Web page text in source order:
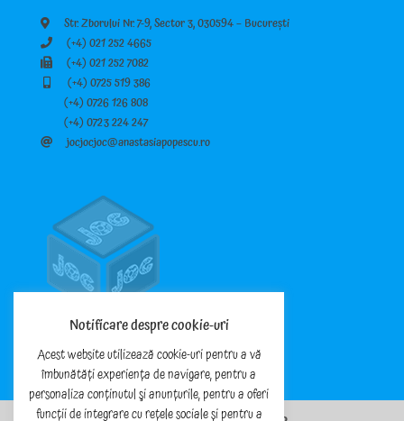
Str. Zborului Nr. 7-9, Sector 3, 030594 – București
(+4) 021 252 4665
(+4) 021 252 7082
(+4) 0725 519 386
(+4) 0726 126 808
(+4) 0723 224 247
jocjocjoc@anastasiapopescu.ro
Notificare despre cookie-uri
Acest website utilizează cookie-uri pentru a vă
îmbunătăți experiența de navigare, pentru a
personaliza conținutul şi anunțurile, pentru a oferi
funcții de integrare cu rețele sociale și pentru a